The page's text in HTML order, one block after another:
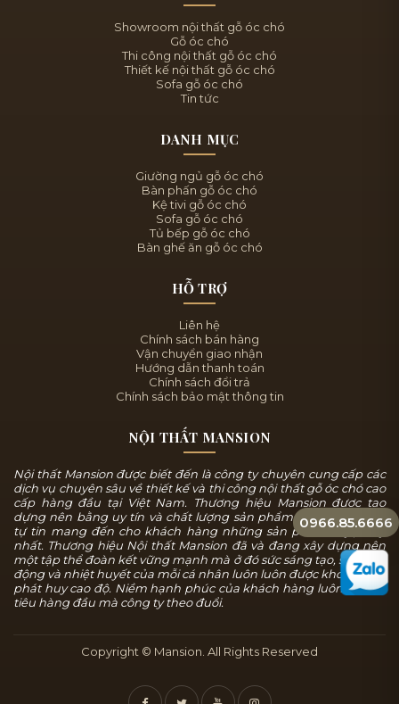
0966.85.6666
Showroom nội thất gỗ óc chó
Gỗ óc chó
Thi công nội thất gỗ óc chó
Thiết kế nội thất gỗ óc chó
Sofa gỗ óc chó
Tin tức
DANH MỤC
Giường ngủ gỗ óc chó
Bàn phấn gỗ óc chó
Kệ tivi gỗ óc chó
Sofa gỗ óc chó
Tủ bếp gỗ óc chó
Bàn ghế ăn gỗ óc chó
HỖ TRỢ
Liên hệ
Chính sách bán hàng
Vận chuyển giao nhận
Hướng dẫn thanh toán
Chính sách đổi trả
Chính sách bảo mật thông tin
NỘI THẤT MANSION
Nội thất Mansion được biết đến là công ty chuyên cung cấp các
dịch vụ chuyên sâu về thiết kế và thi công nội thất gỗ óc chó cao
cấp hàng đầu tại Việt Nam. Thương hiệu Mansion được tạo
dựng nên bằng uy tín và chất lượng sản phẩm, chúng tôi luôn
tự tin mang đến cho khách hàng những sản phẩm tuyệt mỹ
nhất. Thương hiệu Nội thất Mansion đã và đang xây dựng nên
một tập thể đoàn kết vững mạnh mà ở đó sức sáng tạo, sự năng
động và nhiệt huyết của mỗi cá nhân luôn luôn được khơi dậy và
phát huy cao độ. Niềm hạnh phúc của khách hàng luôn là mục
tiêu hàng đầu mà công ty theo đuổi.
Copyright © Mansion. All Rights Reserved